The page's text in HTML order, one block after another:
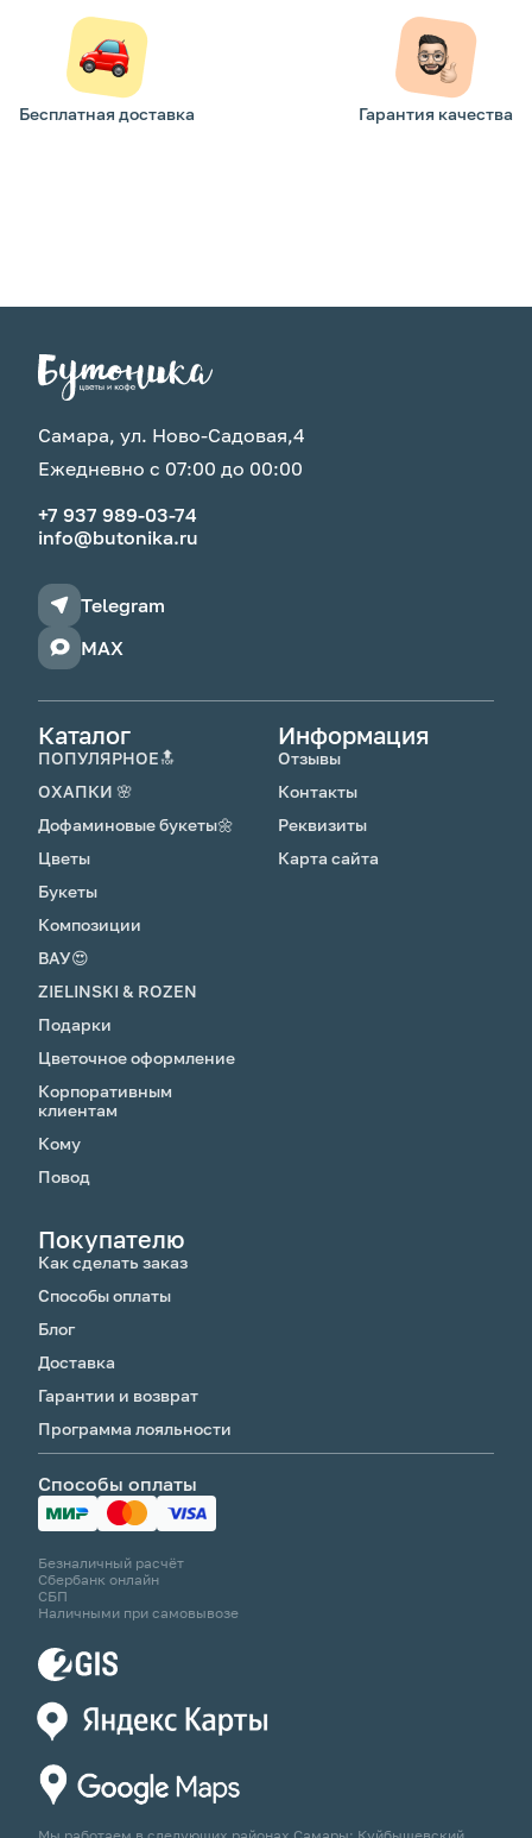
Бесплатная доставка Гарантия качества
Самара, ул. Ново-Садовая,4
Ежедневно с 07:00 до 00:00
+7 937 989-03-74
info@butonika.ru
Telegram
MAX
Каталог
ПОПУЛЯРНОЕ🔝
ОХАПКИ 🌸
Дофаминовые букеты🌼
Цветы
Букеты
Композиции
ВАУ😍
ZIELINSKI & ROZEN
Подарки
Цветочное оформление
Корпоративным
клиентам
Кому
Повод
Информация
Отзывы
Контакты
Реквизиты
Карта сайта
Покупателю
Как сделать заказ
Способы оплаты
Блог
Доставка
Гарантии и возврат
Программа лояльности
Способы оплаты
Безналичный расчёт
Сбербанк онлайн
СБП
Наличными при самовывозе